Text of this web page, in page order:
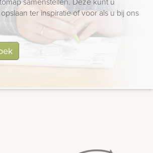
ter inspiratie of voor als u bij ons